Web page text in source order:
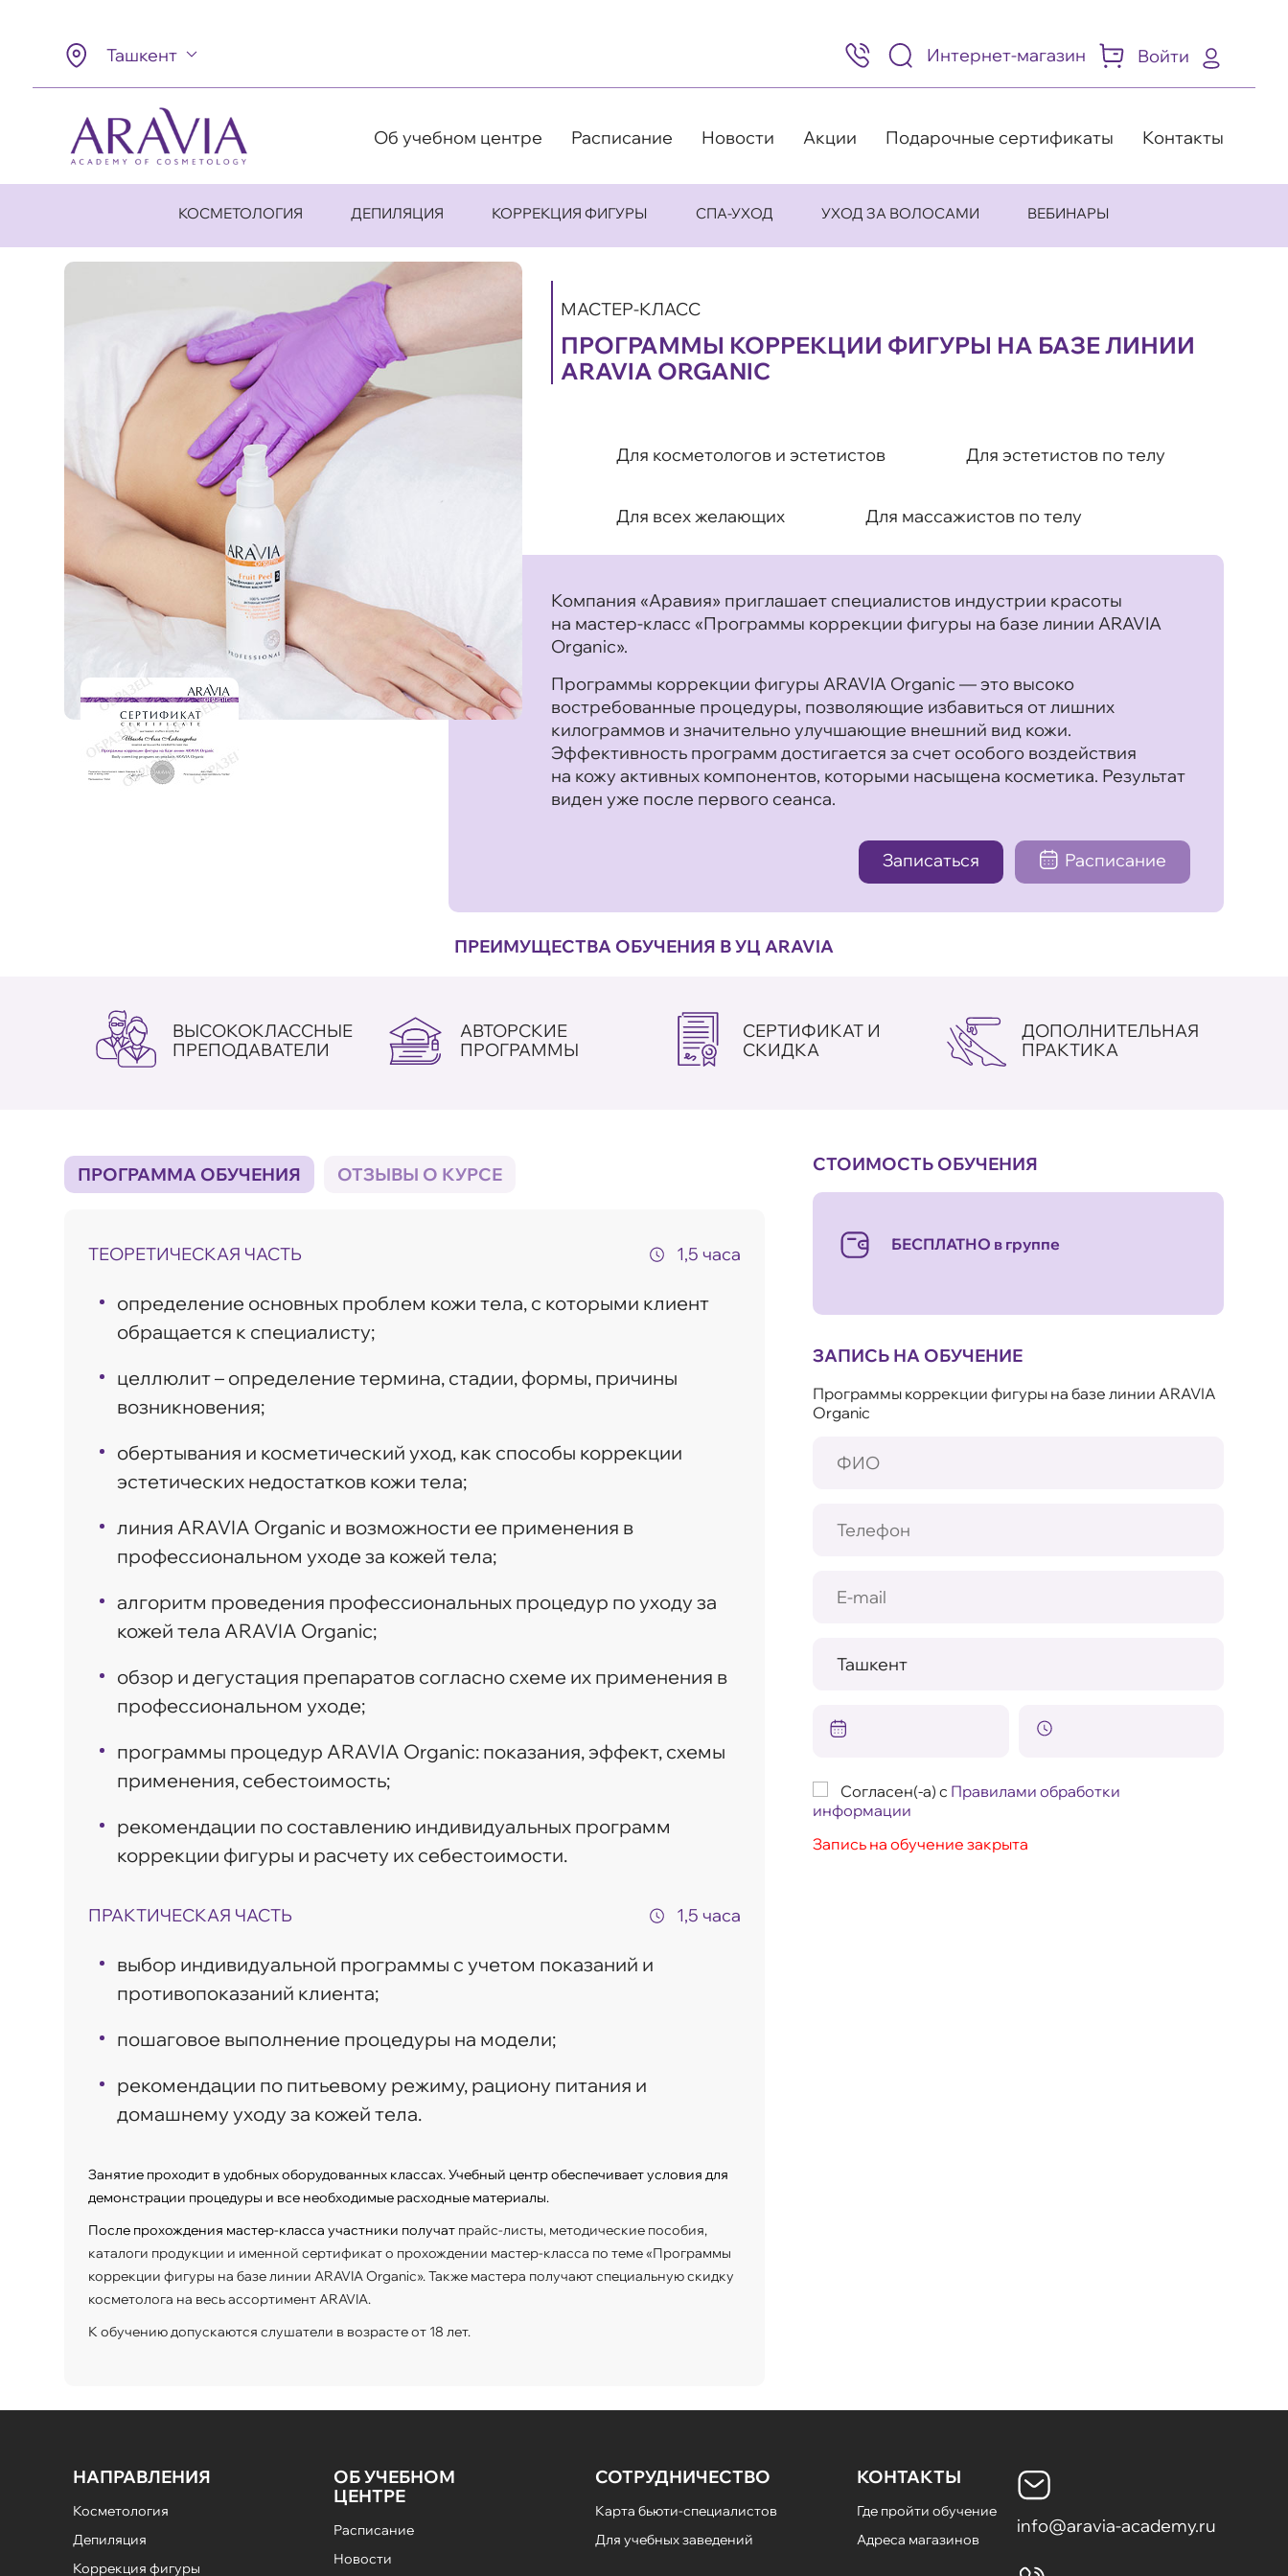
Ташкент
8
(495)
505-
98
Интернет-магазин Войти
Об учебном центре Расписание Новости Акции Подарочные сертификаты Контакты
КОСМЕТОЛОГИЯ ДЕПИЛЯЦИЯ КОРРЕКЦИЯ ФИГУРЫ СПА-УХОД УХОД ЗА ВОЛОСАМИ ВЕБИНАРЫ
МАСТЕР-КЛАСС
ПРОГРАММЫ КОРРЕКЦИИ ФИГУРЫ НА БАЗЕ ЛИНИИ
ARAVIA ORGANIC
Для косметологов и эстетистов Для эстетистов по телу
Для всех желающих Для массажистов по телу
Компания «Аравия» приглашает специалистов индустрии красоты
на мастер-класс «Программы коррекции фигуры на базе линии ARAVIA
Organic».
Программы коррекции фигуры ARAVIA Organic — это высоко
востребованные процедуры, позволяющие избавиться от лишних
килограммов и значительно улучшающие внешний вид кожи.
Эффективность программ достигается за счет особого воздействия
на кожу активных компонентов, которыми насыщена косметика. Результат
виден уже после первого сеанса.
Записаться Расписание
ПРЕИМУЩЕСТВА ОБУЧЕНИЯ В УЦ ARAVIA
ВЫСОКОКЛАССНЫЕ
ПРЕПОДАВАТЕЛИ
АВТОРСКИЕ
ПРОГРАММЫ
СЕРТИФИКАТ И
СКИДКА
ДОПОЛНИТЕЛЬНАЯ
ПРАКТИКА
ПРОГРАММА ОБУЧЕНИЯ ОТЗЫВЫ О КУРСЕ
ТЕОРЕТИЧЕСКАЯ ЧАСТЬ 1,5 часа
определение основных проблем кожи тела, с которыми клиент
обращается к специалисту;
целлюлит – определение термина, стадии, формы, причины
возникновения;
обертывания и косметический уход, как способы коррекции
эстетических недостатков кожи тела;
линия ARAVIA Organic и возможности ее применения в
профессиональном уходе за кожей тела;
алгоритм проведения профессиональных процедур по уходу за
кожей тела ARAVIA Organic;
обзор и дегустация препаратов согласно схеме их применения в
профессиональном уходе;
программы процедур ARAVIA Organic: показания, эффект, схемы
применения, себестоимость;
рекомендации по составлению индивидуальных программ
коррекции фигуры и расчету их себестоимости.
ПРАКТИЧЕСКАЯ ЧАСТЬ 1,5 часа
выбор индивидуальной программы с учетом показаний и
противопоказаний клиента;
пошаговое выполнение процедуры на модели;
рекомендации по питьевому режиму, рациону питания и
домашнему уходу за кожей тела.
Занятие проходит в удобных оборудованных классах. Учебный центр обеспечивает условия для
демонстрации процедуры и все необходимые расходные материалы.
После прохождения мастер-класса участники получат прайс-листы, методические пособия,
каталоги продукции и именной сертификат о прохождении мастер-класса по теме «Программы
коррекции фигуры на базе линии ARAVIA Organic». Также мастера получают специальную скидку
косметолога на весь ассортимент ARAVIA.
К обучению допускаются слушатели в возрасте от 18 лет.
СТОИМОСТЬ ОБУЧЕНИЯ
БЕСПЛАТНО в группе
ЗАПИСЬ НА ОБУЧЕНИЕ
Программы коррекции фигуры на базе линии ARAVIA
Organic
Согласен(-а) с Правилами обработки
информации
Запись на обучение закрыта
НАПРАВЛЕНИЯ
Косметология
Депиляция
Коррекция фигуры
ОБ УЧЕБНОМ
ЦЕНТРЕ
Расписание
Новости
СОТРУДНИЧЕСТВО
Карта бьюти-специалистов
Для учебных заведений
КОНТАКТЫ
Где пройти обучение
Адреса магазинов
info@aravia-academy.ru